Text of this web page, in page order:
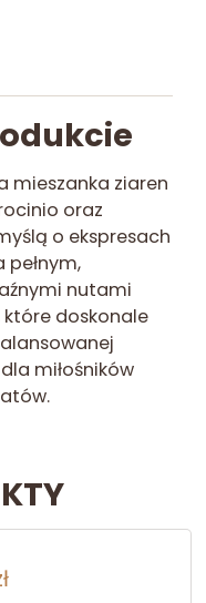
mieszanka ziaren
oraz
o ekspresach
pełnym,
nutami
które doskonale
miłośników